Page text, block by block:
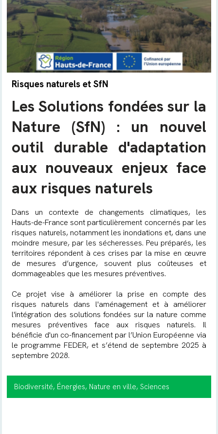
Risques naturels et SfN
Les Solutions fondées sur la
Nature (SfN) : un nouvel
outil durable d'adaptation
aux nouveaux enjeux face
aux risques naturels
Dans un contexte de changements climatiques, les
Hauts-de-France sont particulièrement concernés par les
risques naturels, notamment les inondations et, dans une
moindre mesure, par les sécheresses. Peu préparés, les
territoires répondent à ces crises par la mise en œuvre
de mesures d’urgence, souvent plus coûteuses et
dommageables que les mesures préventives.
Ce projet vise à améliorer la prise en compte des
risques naturels dans l'aménagement et à améliorer
l'intégration des solutions fondées sur la nature comme
mesures préventives face aux risques naturels. Il
bénéficie d'un co-financement par l’Union Européenne via
le programme FEDER, et s’étend de septembre 2025 à
septembre 2028.
Biodiversité, Énergies, Nature en ville, Sciences